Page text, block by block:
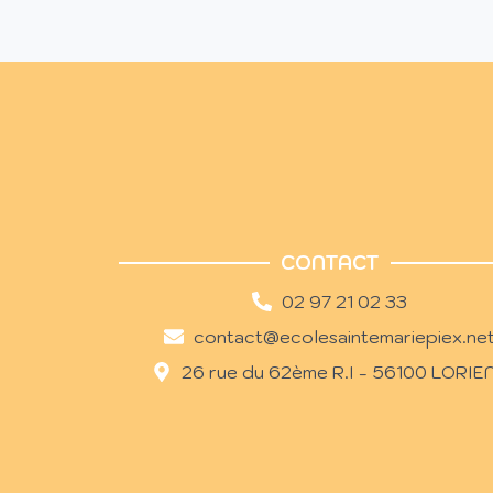
CONTACT
02 97 21 02 33
26 rue du 62ème R.I - 56100